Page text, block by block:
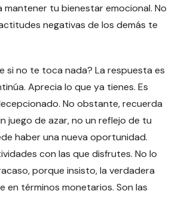
tu bienestar emocional. No
negativas de los demás te
si no te toca nada? La respuesta es
Aprecia lo que ya tienes. Es
No obstante, recuerda
juego de azar, no un reflejo de tu
haber una nueva oportunidad.
con las que disfrutes. No lo
porque insisto, la verdadera
en términos monetarios. Son las